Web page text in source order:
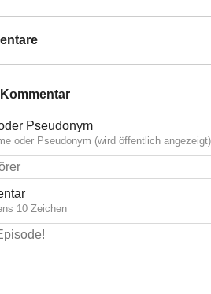
Pseudonym
oder Pseudonym (wird öffentlich angezeigt)
10 Zeichen